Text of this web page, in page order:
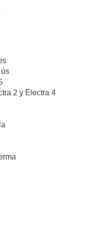
2 y Electra 4